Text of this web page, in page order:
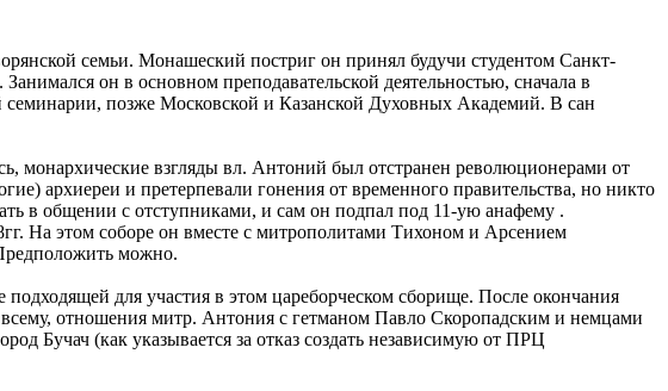
семьи. Монашеский постриг он принял будучи студентом Санкт-
он в основном преподавательской деятельностью, сначала в
позже Московской и Казанской Духовных Академий. В сан
монархические взгляды вл. Aнтоний был отстранен революционерами от
архиереи и претерпевали гонения от временного правительства, но никто
в общении с отступниками, и сам он подпал под 11-ую анафему .
На этом соборе он вместе с митрополитами Тихоном и Арсением
можно.
для участия в этом цареборческом сборище. После окончания
отношения митр. Антония с гетманом Павло Скоропадским и немцами
Бучач (как указывается за отказ создать независимую от ПРЦ